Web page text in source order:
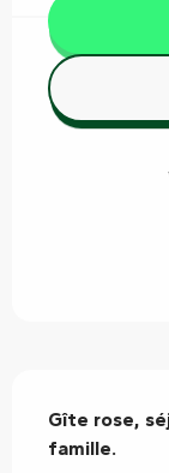
Gîte rose,
famille.